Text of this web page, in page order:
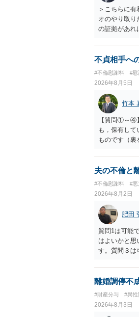
＞こちらに
オのやり取り
の証拠があれ
がありますの
不貞相手へ
#不倫慰謝料 #慰
2026年8月5日
竹本
【質問①～④
も，保有し
ものです（
して，この点
を検討するの
とが前提で
れば，どの
訴訟にするか
かによって，
払を拒否する
に思います。
ば，訴訟に進
夫の不倫と
#不倫慰謝料 #悪
2026年8月2日
肥田
質問1は可能
はよいかと思
す。質問３は
い、相続権が
能です。質問
離婚調停不
#財産分与 #異
2026年8月3日